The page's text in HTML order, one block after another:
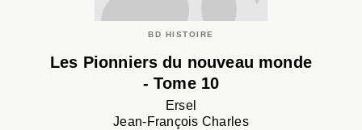
BD HISTOIRE
Les Pionniers du nouveau monde
- Tome 10
Ersel
Jean-François Charles